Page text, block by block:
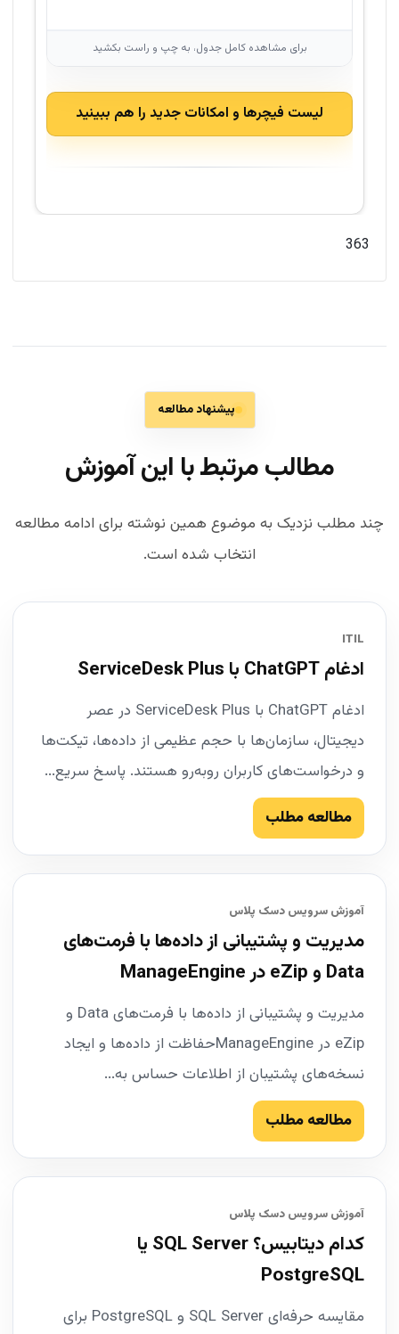
لیست فیچرها و امکانات جدید را هم ببینید
363
پیشنهاد مطالعه
مطالب مرتبط با این آموزش
چند مطلب نزدیک به موضوع همین نوشته برای ادامه مطالعه
انتخاب شده است.
ITIL
ادغام ChatGPT با ServiceDesk Plus
ادغام ChatGPT با ServiceDesk Plus در عصر
دیجیتال، سازمان‌ها با حجم عظیمی از داده‌ها، تیکت‌ها
و درخواست‌های کاربران روبه‌رو هستند. پاسخ سریع...
مطالعه مطلب
آموزش سرویس دسک پلاس
مدیریت و پشتیبانی از داده‌ها با فرمت‌های
Data و eZip در ManageEngine
مدیریت و پشتیبانی از داده‌ها با فرمت‌های Data و
eZip در ManageEngineحفاظت از داده‌ها و ایجاد
نسخه‌های پشتیبان از اطلاعات حساس به...
مطالعه مطلب
آموزش سرویس دسک پلاس
کدام دیتابیس؟ SQL Server یا
PostgreSQL
مقایسه حرفه‌ای SQL Server و PostgreSQL برای